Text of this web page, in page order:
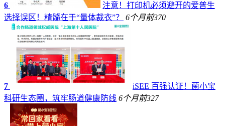
6
注意！打印机必须避开的爱普生
选择误区！精髓在于“量体裁衣”？
6个月前370
7
iSEE 百强认证！菌小宝
科研生态圈，筑牢肠道健康防线 6个月前327